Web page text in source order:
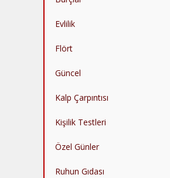
Evlilik
Flört
Güncel
Kalp Çarpıntısı
Kişilik Testleri
Özel Günler
Ruhun Gıdası